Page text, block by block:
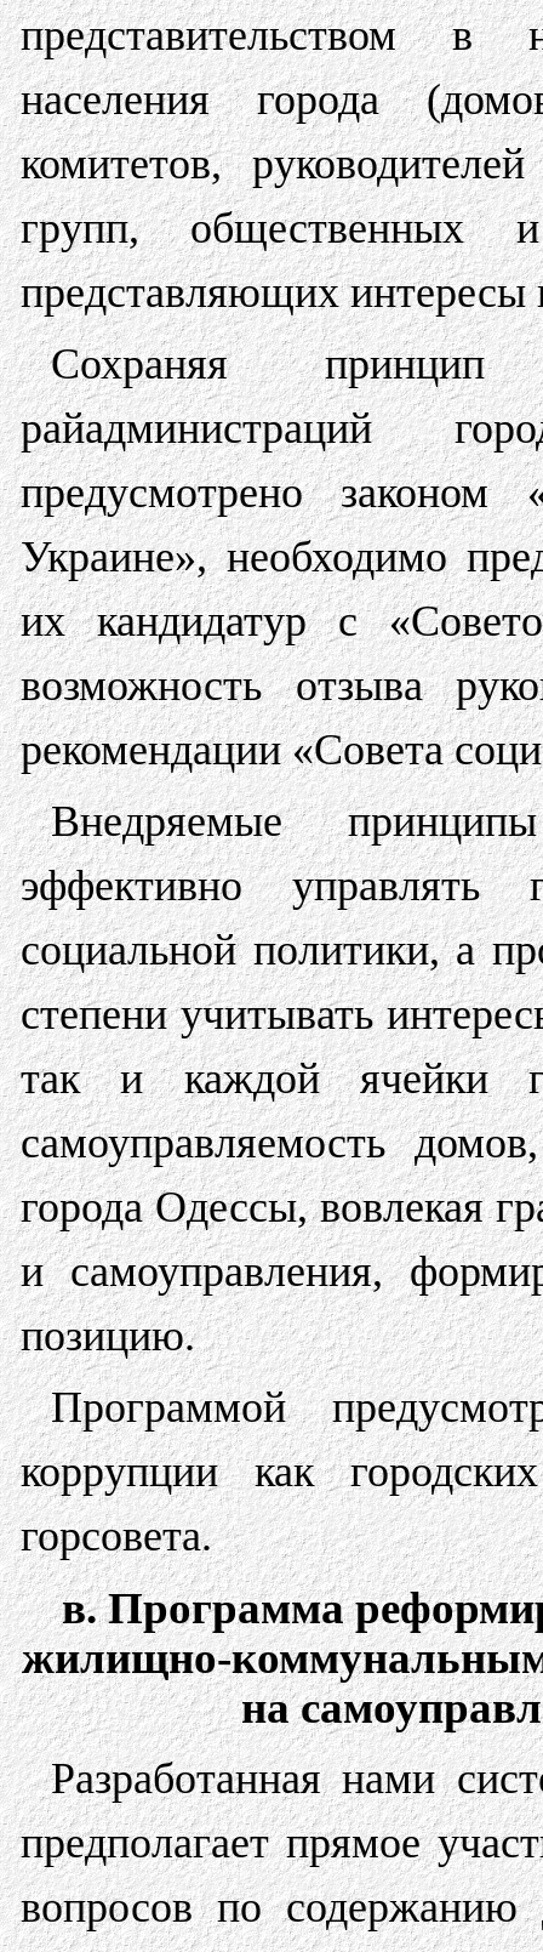
представительством в
населения города
комитетов,
групп, общественных
представляющих интересы
Сохраняя принцип
райадминистраций
предусмотрено
Украине», необходимо
их кандидатур с
возможность отзыва
рекомендации «Совета
Внедряемые
эффективно
социальной политики, а
степени учитывать
так и каждой ячейки
самоуправляемость
города Одессы, вовлекая
и самоуправления,
позицию.
Программой
коррупции как
горсовета.
в. Программа
жилищно-коммунальным
на
Разработанная нами
предполагает прямое
вопросов по содержанию